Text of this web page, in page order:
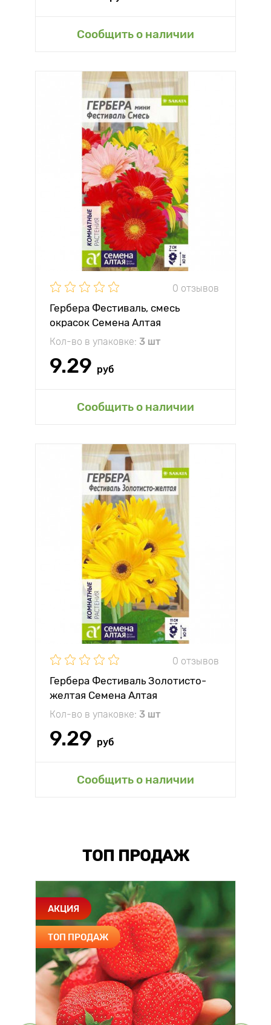
Сообщить о наличии
0 отзывов
Гербера Фестиваль, смесь
окрасок Семена Алтая
Кол-во в упаковке: 3 шт
9.29 руб
Сообщить о наличии
0 отзывов
Гербера Фестиваль Золотисто-
желтая Семена Алтая
Кол-во в упаковке: 3 шт
9.29 руб
Сообщить о наличии
ТОП ПРОДАЖ
АКЦИЯ
ТОП ПРОДАЖ